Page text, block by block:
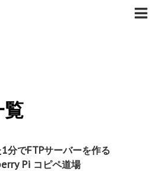
覧
分でFTPサーバーを作る
Pi コピペ道場